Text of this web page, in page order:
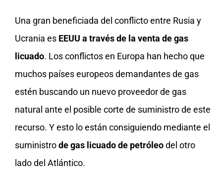
Una gran beneficiada del conflicto entre Rusia y
Ucrania es EEUU a través de la venta de gas
licuado. Los conflictos en Europa han hecho que
muchos países europeos demandantes de gas
estén buscando un nuevo proveedor de gas
natural ante el posible corte de suministro de este
recurso. Y esto lo están consiguiendo mediante el
suministrode gas licuado de petróleodel otro
lado del Atlántico.